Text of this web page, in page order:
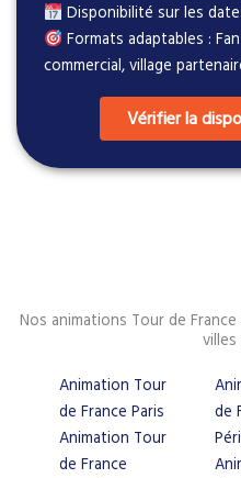
Disponibilité sur les
Formats adaptables :
commercial, village
Vérifier la
Nos animations Tour de
Animation Tour
de France Paris
Animation Tour
de France
de